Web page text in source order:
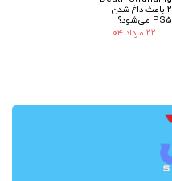
2 باعث داغ شدن
PS5 می‌شود؟
۲۲ مرداد ۰۴